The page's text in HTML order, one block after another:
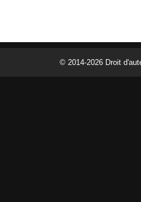
© 2014-2026 Droit